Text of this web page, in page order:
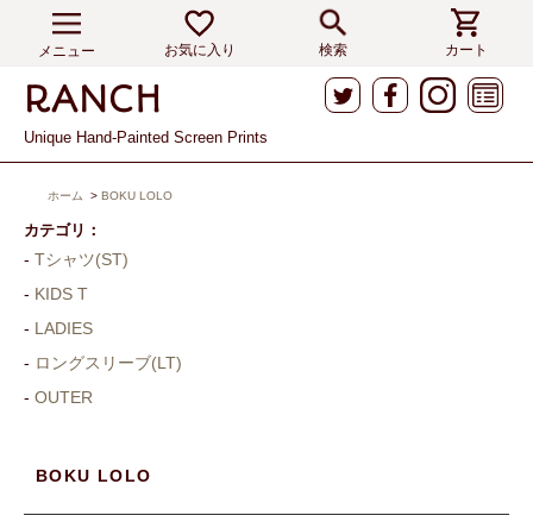
メニュー お気に入り 検索 カート
Unique Hand-Painted Screen Prints
ホーム > BOKU LOLO
カテゴリ：
Tシャツ(ST)
KIDS T
LADIES
ロングスリーブ(LT)
OUTER
BOKU LOLO